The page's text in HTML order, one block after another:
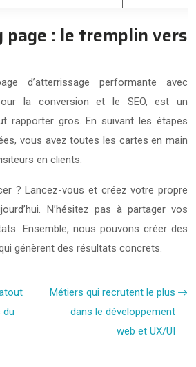
page : le tremplin vers
d’atterrissage performante avec
la conversion et le SEO, est un
rapporter gros. En suivant les étapes
vous avez toutes les cartes en main
en clients.
? Lancez-vous et créez votre propre
N’hésitez pas à partager vos
Ensemble, nous pouvons créer des
génèrent des résultats concrets.
du
Métiers qui recrutent le plus
dans le développement
web et UX/UI